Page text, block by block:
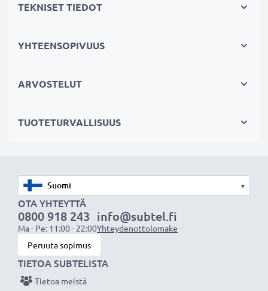
Kaikki akkumme testataan tarkasti, jotta ne täyttävät
siksi akuillamme on 3 vuoden takuu.
ympäristöjalanjälkeäsi. Akkumme sopii erinomaisesti
Valitse CELLONIC, etkä tingi laadusta. Tilaa nyt!
TEKNISET TIEDOT
YHTEENSOPIVUUS
ARVOSTELUT
TUOTETURVALLISUUS
▾
OTA YHTEYTTÄ
0800 918 243
Ma - Pe: 11:00 - 22:00
info@subtel.fi
Yhteydenottolomake
Peruuta sopimus
TIETOA SUBTELISTA
Tietoa meistä